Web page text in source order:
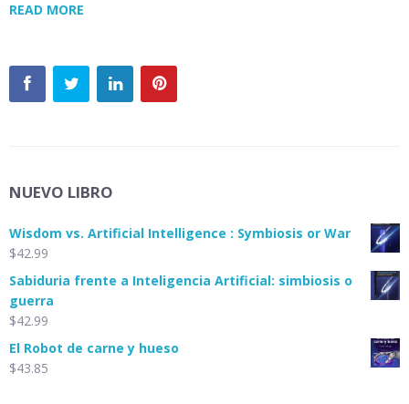
READ MORE
NUEVO LIBRO
Wisdom vs. Artificial Intelligence : Symbiosis or War
$42.99
Sabiduria frente a Inteligencia Artificial: simbiosis o
guerra
$42.99
El Robot de carne y hueso
$43.85